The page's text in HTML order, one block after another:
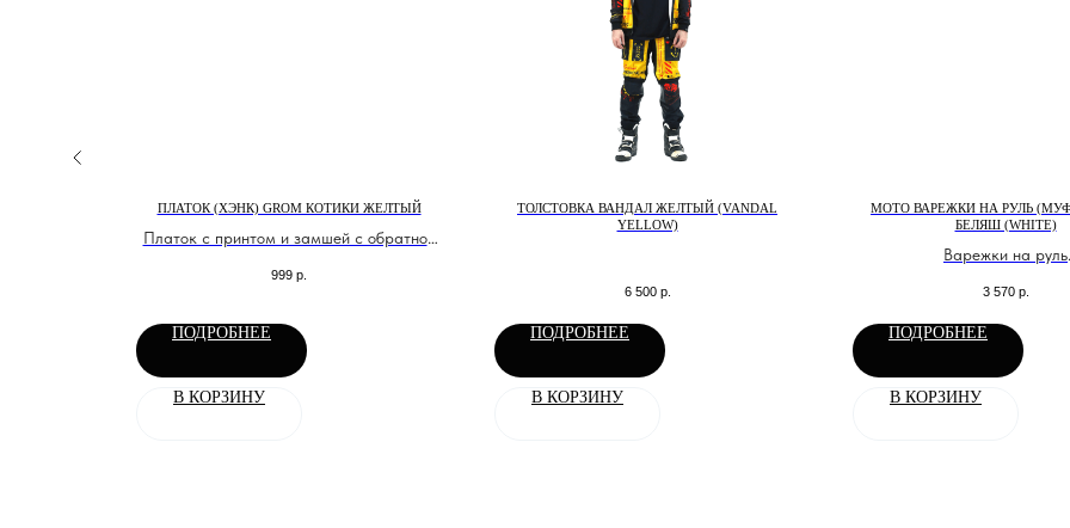
ПЛАТОК (ХЭНК) GROM КОТИКИ ЖЕЛТЫЙ
Платок с принтом и замшей с обратной
999 р.
ПОДРОБНЕЕ
В КОРЗИНУ
ТОЛСТОВКА ВАНДАЛ ЖЕЛТЫЙ (VANDAL
YELLOW)
6 500 р.
ПОДРОБНЕЕ
В КОРЗИНУ
МОТО ВАРЕЖКИ НА РУЛЬ
БЕЛЯШ (WHITE)
Варежки на руль
Защита от ветра и
3 570 р.
ПОДРОБНЕЕ
В КОРЗИНУ